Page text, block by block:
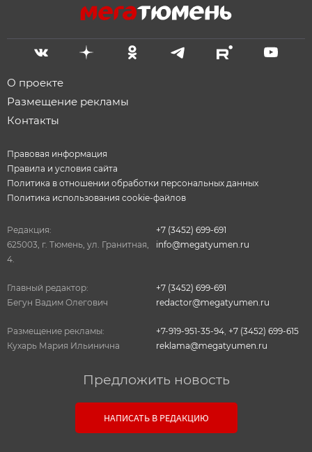
О проекте
Размещение рекламы
Контакты
Правовая информация
Правила и условия сайта
Политика в отношении обработки персональных данных
Политика использования cookie-файлов
Редакция:
625003, г. Тюмень, ул. Гранитная,
4.
+7 (3452) 699-691
info@megatyumen.ru
Главный редактор:
Бегун Вадим Олегович
+7 (3452) 699-691
redactor@megatyumen.ru
Размещение рекламы:
Кухарь Мария Ильинична
+7-919-951-35-94 +7 (3452) 699-615
reklama@megatyumen.ru
Предложить новость
НАПИСАТЬ В РЕДАКЦИЮ
Связь с редакцией
Оставьте свои настоящие контактные данные,